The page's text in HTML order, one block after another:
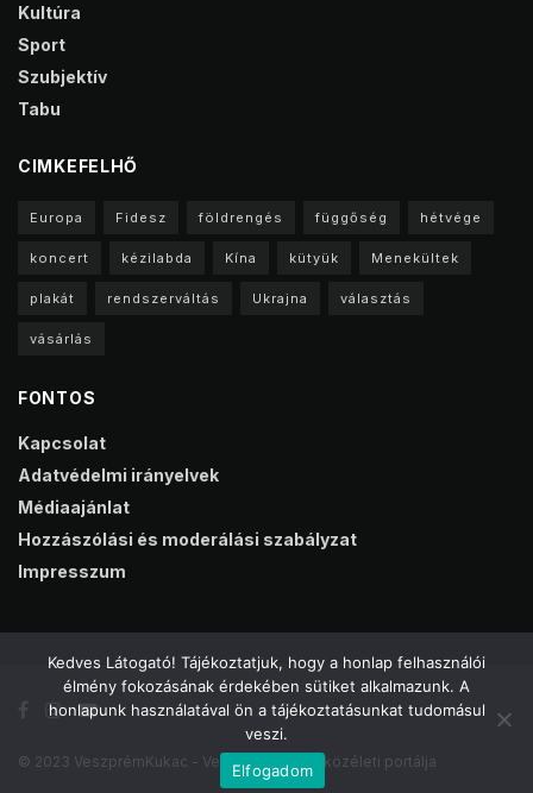
Kultúra
Sport
Szubjektív
Tabu
CIMKEFELHŐ
Europa Fidesz földrengés függőség hétvége
koncert kézilabda Kína kütyük Menekültek
plakát rendszerváltás Ukrajna választás
vásárlás
FONTOS
Kapcsolat
Adatvédelmi irányelvek
Médiaajánlat
Hozzászólási és moderálási szabályzat
Impresszum
© 2023 VeszprémKukac - Veszprém online közéleti portálja
Kedves Látogató! Tájékoztatjuk, hogy a honlap felhasználói
élmény fokozásának érdekében sütiket alkalmazunk. A
honlapunk használatával ön a tájékoztatásunkat tudomásul
veszi.
Elfogadom